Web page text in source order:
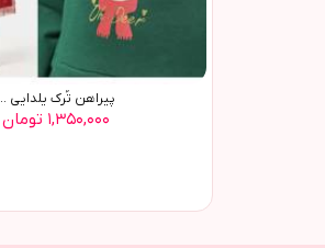
پيراهن تُرک يلدايي
۱,۳۵۰,۰۰۰ تومان